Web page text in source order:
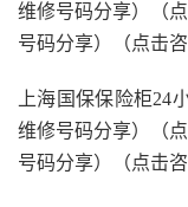
维修号码分享）（
号码分享）（点击咨
上海国保保险柜24
维修号码分享）（
号码分享）（点击咨